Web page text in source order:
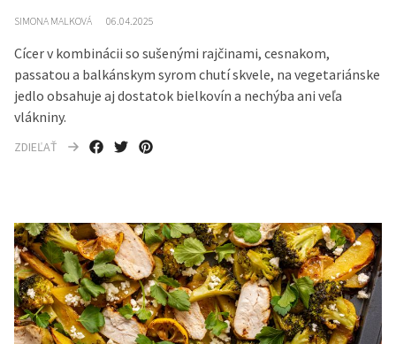
SIMONA MALKOVÁ 06.04.2025
Cícer v kombinácii so sušenými rajčinami, cesnakom,
passatou a balkánskym syrom chutí skvele, na vegetariánske
jedlo obsahuje aj dostatok bielkovín a nechýba ani veľa
vlákniny.
ZDIEĽAŤ